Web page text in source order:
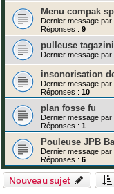
Menu compak
Dernier message par
Réponses : 9
pulleuse tagazini
Dernier message par
insonorisation
Dernier message par
Réponses : 10
plan fosse fu
Dernier message par
Réponses : 1
Pouleuse JPB
Dernier message par
Réponses : 6
Nouveau sujet